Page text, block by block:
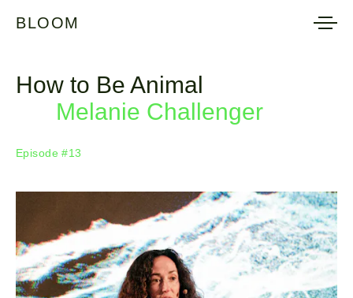
BLOOM
How to Be Animal
Melanie Challenger
Episode #13